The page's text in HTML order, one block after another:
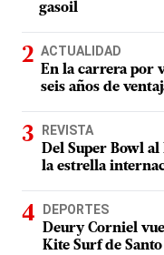
gasoil
ACTUALIDAD
En la carrera por
seis años de
REVISTA
Del Super Bowl al
la estrella
DEPORTES
Deury Corniel
Kite Surf de